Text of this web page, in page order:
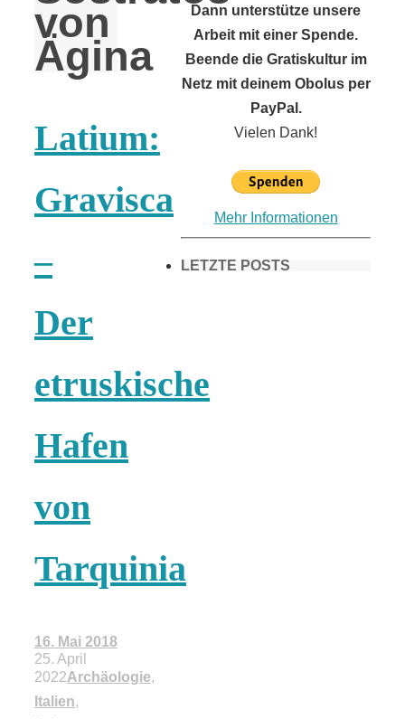
von
Ägina
Latium:
Gravisca
–
Der
etruskische
Hafen
von
Tarquinia
16. Mai 2018
25. April
2022Archäologie,
Italien,
Dann unterstütze unsere
Arbeit mit einer Spende.
Beende die Gratiskultur im
Netz mit deinem Obolus per
PayPal.
Vielen Dank!
Mehr Informationen
LETZTE POSTS
München &
Ausflugsziele